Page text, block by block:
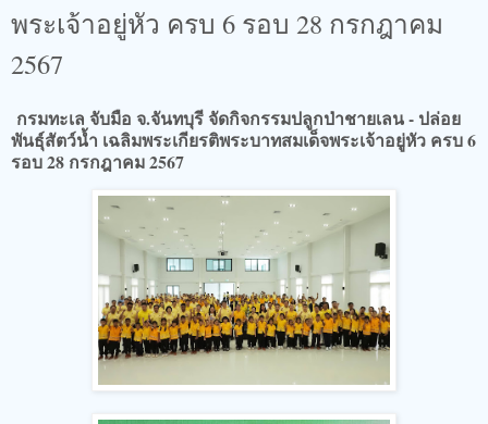
พระเจ้าอยู่หัว ครบ 6 รอบ 28 กรกฎาคม
2567
กรมทะเล จับมือ จ.จันทบุรี จัดกิจกรรมปลูกป่าชายเลน - ปล่อย
พันธุ์สัตว์น้ำ เฉลิมพระเกียรติพระบาทสมเด็จพระเจ้าอยู่หัว ครบ 6
รอบ 28 กรกฎาคม 2567